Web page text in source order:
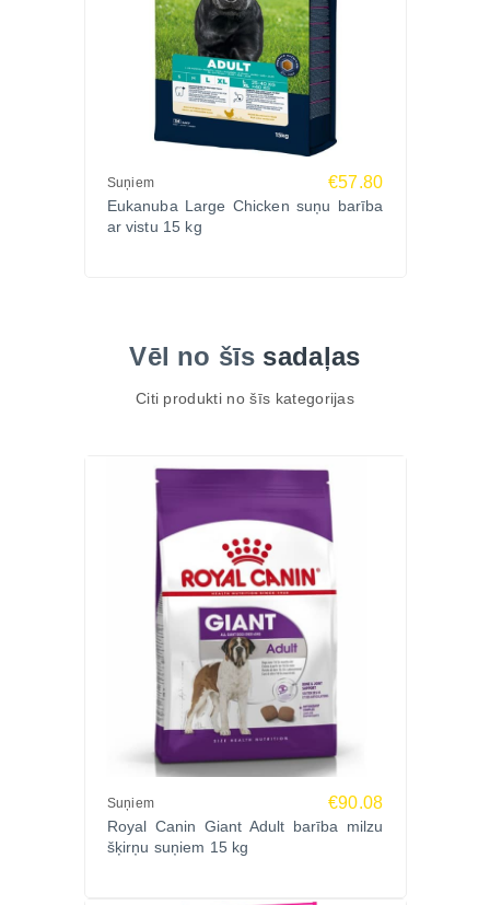
Suņiem €57.80
Eukanuba Large Chicken suņu barība
ar vistu 15 kg
Vēl no šīs sadaļas
Citi produkti no šīs kategorijas
Suņiem €90.08
Royal Canin Giant Adult barība milzu
šķirņu suņiem 15 kg